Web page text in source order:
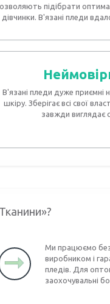
підібрати
дівчинки. В'язані пледи
В'язані пледи дуже
шкіру. Зберігає всі свої
завжди виглядає
Ми працюємо
виробником і
пледів. Для
заохочувальні